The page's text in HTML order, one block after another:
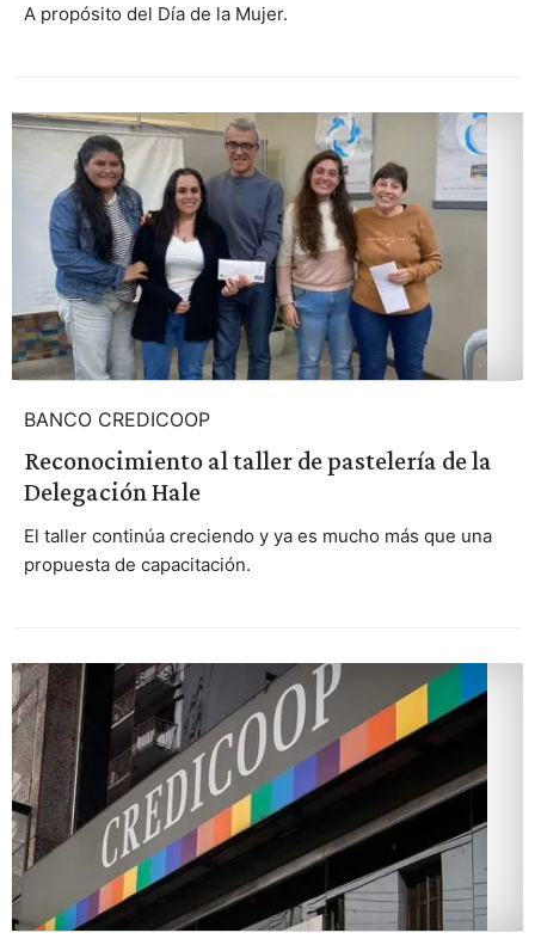
A propósito del Día de la Mujer.
BANCO CREDICOOP
Reconocimiento al taller de pastelería de la
Delegación Hale
El taller continúa creciendo y ya es mucho más que una
propuesta de capacitación.